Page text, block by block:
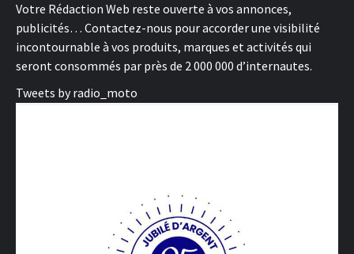
Votre Rédaction Web reste ouverte à vos annonces,
publicités… Contactez-nous pour accorder une visibilité
incontournable à vos produits, marques et activités qui
seront consommés par près de 2 000 000 d’internautes.
Tweets by radio_moto